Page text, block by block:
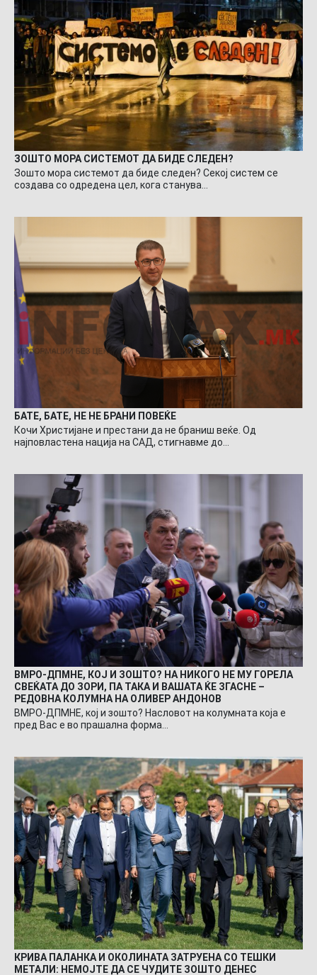
ЗОШТО МОРА СИСТЕМОТ ДА БИДЕ СЛЕДЕН?
Зошто мора системот да биде следен? Секој систем се
создава со одредена цел, кога станува…
БАТЕ, БАТЕ, НЕ НЕ БРАНИ ПОВЕЌЕ
Кочи Христијане и престани да не браниш веќе. Од
најповластена нација на САД, стигнавме до…
ВМРО-ДПМНЕ, КОЈ И ЗОШТО? НА НИКОГО НЕ МУ ГОРЕЛА
СВЕЌАТА ДО ЗОРИ, ПА ТАКА И ВАШАТА ЌЕ ЗГАСНЕ –
РЕДОВНА КОЛУМНА НА ОЛИВЕР АНДОНОВ
ВМРО-ДПМНЕ, кој и зошто? Насловот на колумната која е
пред Вас е во прашална форма…
КРИВА ПАЛАНКА И ОКОЛИНАТА ЗАТРУЕНА СО ТЕШКИ
МЕТАЛИ: НЕМОЈТЕ ДА СЕ ЧУДИТЕ ЗОШТО ДЕНЕС